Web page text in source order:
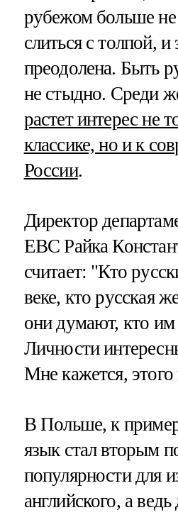
рубежом больше не
слиться с толпой, и
преодолена. Быть
не стыдно. Среди
растет интерес не
классике, но и к
России.
Директор
EBC Райка
считает: "Кто
веке, кто русская
они думают, кто им
Личности
Мне кажется, этого
В Польше, к
язык стал вторым
популярности для
английского, а